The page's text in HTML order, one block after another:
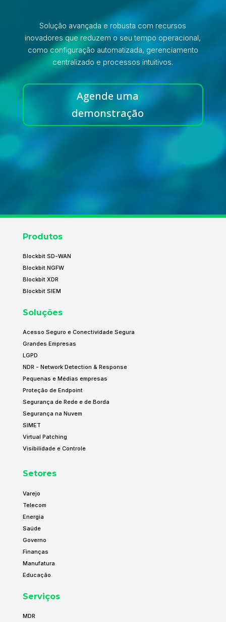
Solução avançada e robusta com recursos
inovadores que reduzem o seu tempo operacional,
como configuração automatizada, gerenciamento
centralizado e processos intuitivos.
Agende uma
demonstração
Produtos
Blockbit SD-WAN
Blockbit NGFW
Blockbit XDR
Blockbit SIEM
Soluções
Acesso Seguro e Conectividade Segura
Grandes Empresas
LGPD
NDR - Network Detection & Response
Pequenas e Médias empresas
Proteção de Endpoint
Segurança de Rede e de Borda
Segurança na Nuvem
SIMET
Virtual Patching
Visibilidade e Controle
Setores
Varejo
Telecom
Energia
Saúde
Governo
Finanças
Manufatura
Educação
Serviços
MDR